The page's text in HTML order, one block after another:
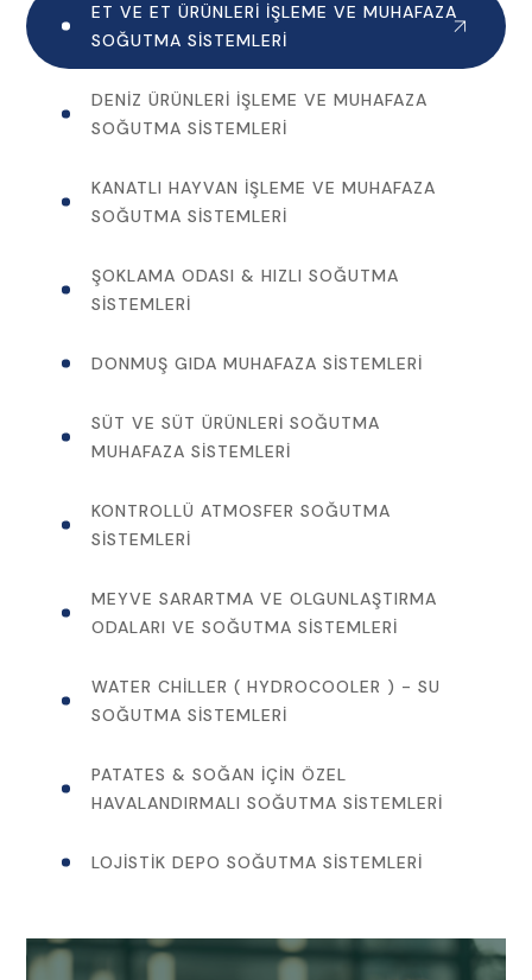
ET VE ET ÜRÜNLERI İŞLEME VE MUHAFAZA
SOĞUTMA SISTEMLERI
DENIZ ÜRÜNLERI İŞLEME VE MUHAFAZA
SOĞUTMA SISTEMLERI
KANATLI HAYVAN İŞLEME VE MUHAFAZA
SOĞUTMA SISTEMLERI
ŞOKLAMA ODASI & HIZLI SOĞUTMA
SISTEMLERI
DONMUŞ GIDA MUHAFAZA SISTEMLERI
SÜT VE SÜT ÜRÜNLERI SOĞUTMA
MUHAFAZA SISTEMLERI
KONTROLLÜ ATMOSFER SOĞUTMA
SISTEMLERI
MEYVE SARARTMA VE OLGUNLAŞTIRMA
ODALARI VE SOĞUTMA SISTEMLERI
WATER CHILLER ( HYDROCOOLER ) - SU
SOĞUTMA SISTEMLERI
PATATES & SOĞAN İÇIN ÖZEL
HAVALANDIRMALI SOĞUTMA SISTEMLERI
LOJISTIK DEPO SOĞUTMA SISTEMLERI